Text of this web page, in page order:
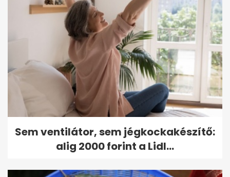
Sem ventilátor, sem jégkockakészítő:
alig 2000 forint a Lidl...